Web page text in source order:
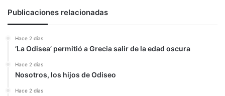
Publicaciones relacionadas
Hace 2 días
‘La Odisea’ permitió a Grecia salir de la edad oscura
Hace 2 días
Nosotros, los hijos de Odiseo
Hace 2 días